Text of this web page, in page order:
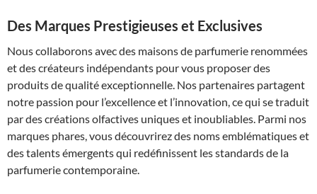
Des Marques Prestigieuses et Exclusives
Nous collaborons avec des maisons de parfumerie renommées
et des créateurs indépendants pour vous proposer des
produits de qualité exceptionnelle. Nos partenaires partagent
notre passion pour l’excellence et l’innovation, ce qui se traduit
par des créations olfactives uniques et inoubliables. Parmi nos
marques phares, vous découvrirez des noms emblématiques et
des talents émergents qui redéfinissent les standards de la
parfumerie contemporaine.